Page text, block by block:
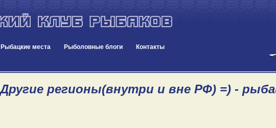
Рыбацкие места Рыболовные блоги Контакты
регионы(внутри и вне РФ) =) -